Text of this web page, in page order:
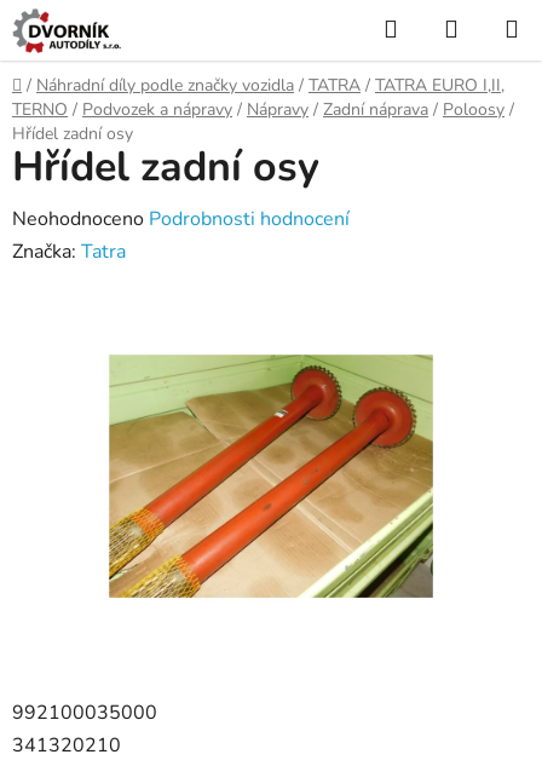
Přejít
na
obsah
Hledat
KOŠÍK
Domů
/ Náhradní díly podle značky vozidla / TATRA / TATRA EURO I,II,
TERNO / Podvozek a nápravy / Nápravy / Zadní náprava / Poloosy /
Hřídel zadní osy
992100035000
341320210
Hřídel zadní osy
Průměrné
hodnocení
Neohodnoceno Podrobnosti hodnocení
Značka: Tatra